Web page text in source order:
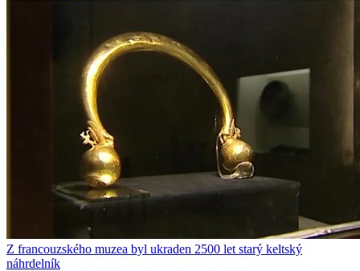
Z francouzského muzea byl ukraden 2500 let starý keltský
náhrdelník